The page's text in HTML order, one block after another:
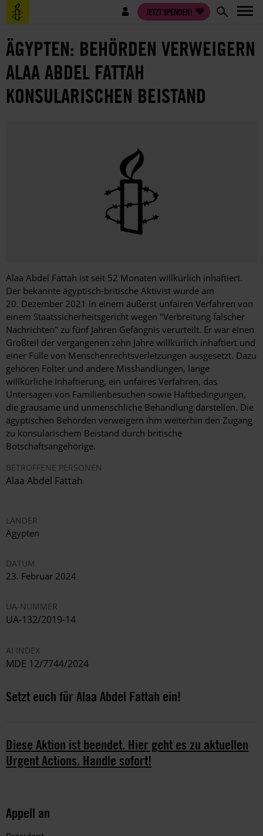
Direkt
zum
Benutzermenü JETZT SPENDEN!
ÄGYPTEN: BEHÖRDEN VERWEIGERN
ALAA ABDEL FATTAH
KONSULARISCHEN BEISTAND
Alaa Abdel Fattah ist seit 52 Monaten willkürlich inhaftiert.
Der bekannte ägyptisch-britische Aktivist wurde am
20. Dezember 2021 in einem äußerst unfairen Verfahren von
einem Staatssicherheitsgericht wegen "Verbreitung falscher
Nachrichten" zu fünf Jahren Gefängnis verurteilt. Er war einen
Großteil der vergangenen zehn Jahre willkürlich inhaftiert und
einer Fülle von Menschenrechtsverletzungen ausgesetzt. Dazu
gehören Folter und andere Misshandlungen, lange
willkürliche Inhaftierung, ein unfaires Verfahren, das
Untersagen von Familienbesuchen sowie Haftbedingungen,
die grausame und unmenschliche Behandlung darstellen. Die
ägyptischen Behörden verweigern ihm weiterhin den Zugang
zu konsularischem Beistand durch britische
Botschaftsangehörige.
BETROFFENE PERSONEN
Alaa Abdel Fattah
LÄNDER
Ägypten
DATUM
23. Februar 2024
UA-NUMMER
UA-132/2019-14
AI INDEX
MDE 12/7744/2024
Setzt euch für Alaa Abdel Fattah ein!
Diese Aktion ist beendet. Hier geht es zu aktuellen
Urgent Actions. Handle sofort!
Appell an